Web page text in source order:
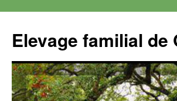
contenu
Elevage familial de